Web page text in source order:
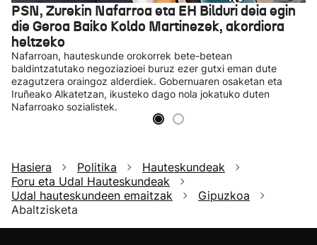
PSN, Zurekin Nafarroa eta EH Bilduri deia egin
die Geroa Baiko Koldo Martinezek, akordiora
heltzeko
Nafarroan, hauteskunde orokorrek bete-betean
baldintzatutako negoziazioei buruz ezer gutxi eman dute
ezagutzera oraingoz alderdiek. Gobernuaren osaketan eta
Iruñeako Alkatetzan, ikusteko dago nola jokatuko duten
Nafarroako sozialistek.
Hasiera Politika
Hauteskundeak
Foru eta Udal Hauteskundeak
Udal hauteskundeen emaitzak
Gipuzkoa
Abaltzisketa